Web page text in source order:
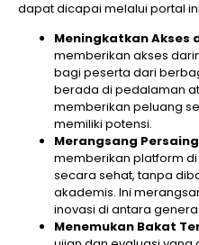
dapat dicapai melalui portal
Meningkatkan Akses
memberikan akses
bagi peserta dari
berada di pedalaman
memberikan peluang
memiliki potensi.
Merangsang
memberikan platform
secara sehat, tanpa
akademis. Ini
inovasi di antara
Menemukan Bakat